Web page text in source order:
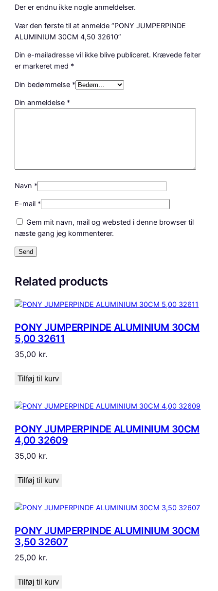
U
M
3
C
M
,
5
0
0
n
t
Der er endnu ikke nogle anmeldelser.
Vær den første til at anmelde “PONY JUMPERPINDE
ALUMINIUM 30CM 4,50 32610”
Din e-mailadresse vil ikke blive publiceret. Krævede felter
er markeret med *
Din bedømmelse *
Din anmeldelse *
Navn *
E-mail *
Gem mit navn, mail og websted i denne browser til
næste gang jeg kommenterer.
Related products
PONY JUMPERPINDE ALUMINIUM 30CM
5,00 32611
35,00 kr.
Tilføj til kurv
PONY JUMPERPINDE ALUMINIUM 30CM
4,00 32609
35,00 kr.
Tilføj til kurv
PONY JUMPERPINDE ALUMINIUM 30CM
3,50 32607
25,00 kr.
Tilføj til kurv